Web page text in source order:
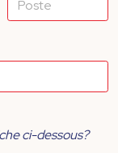
ci-dessous?